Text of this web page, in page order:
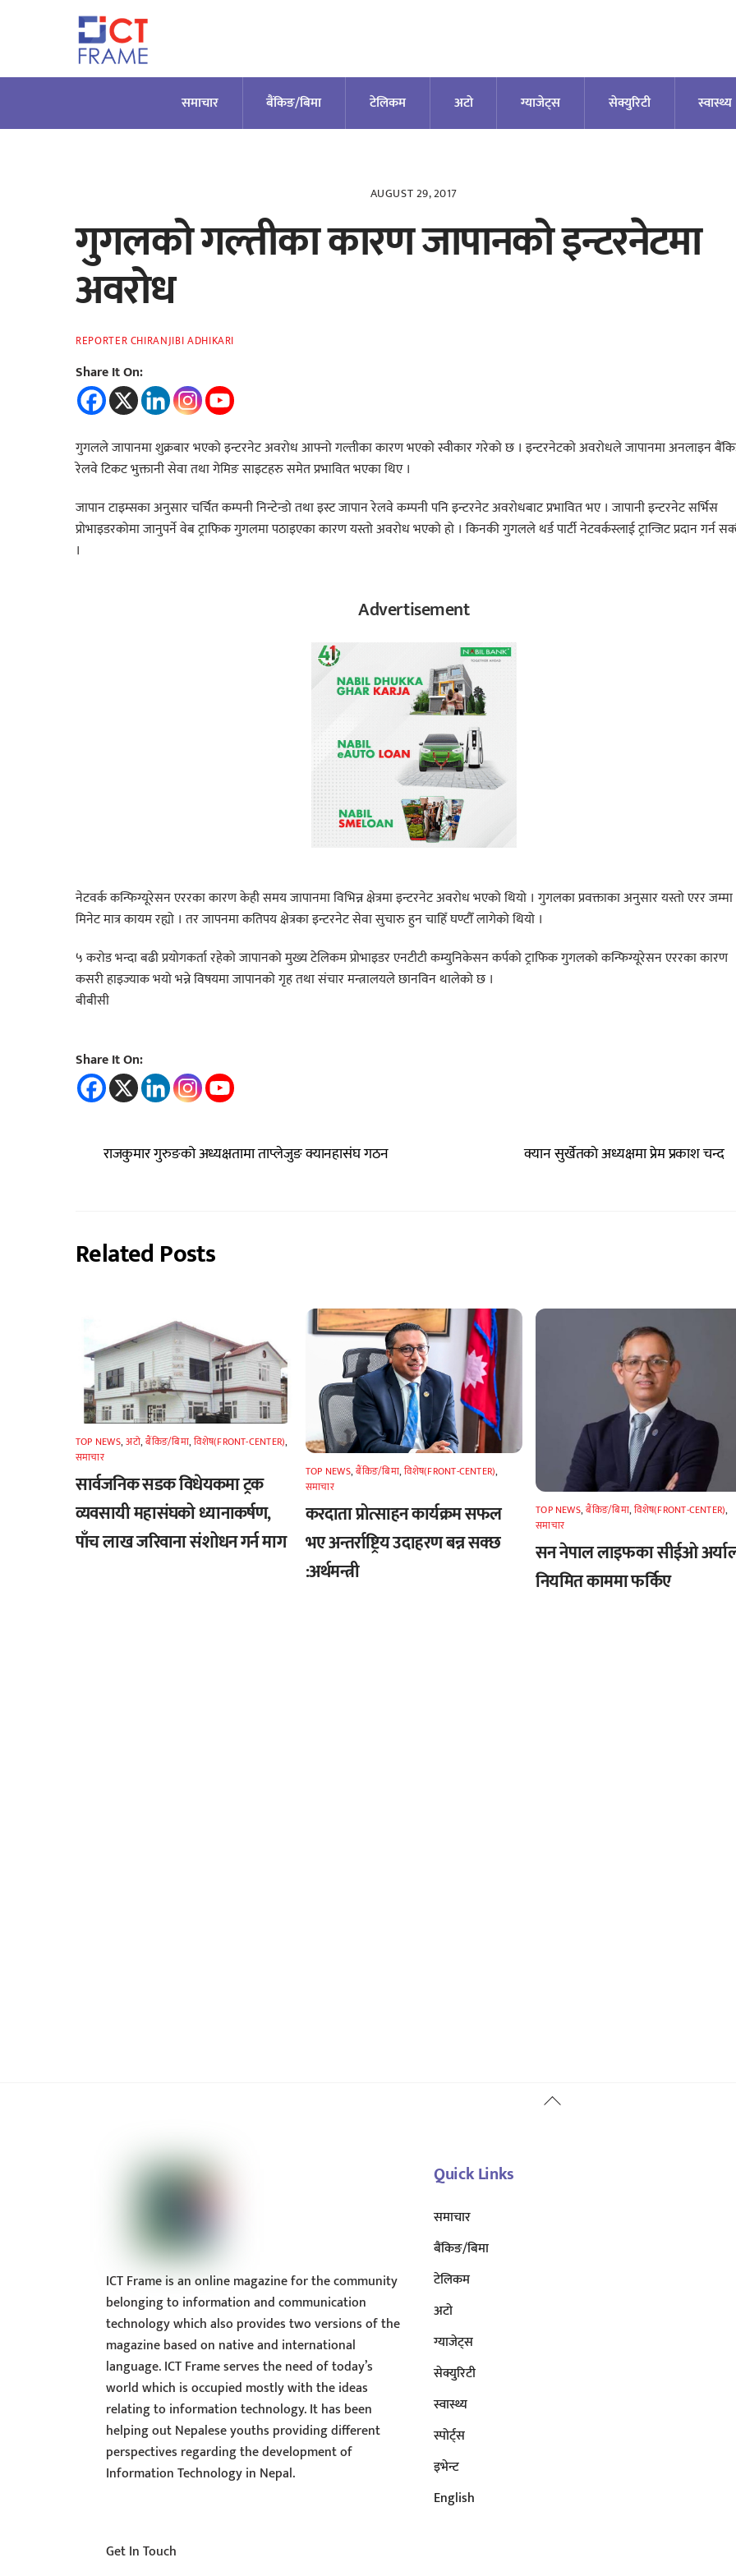
समाचार बैंकिङ/बिमा टेलिकम अटाे ग्याजेट्स सेक्युरिटी स्वास्थ्य
AUGUST 29, 2017
गुगलको गल्तीका कारण जापानको इन्टरनेटमा
अवरोध
REPORTER CHIRANJIBI ADHIKARI
Share It On:
गुगलले जापानमा शुक्रबार भएको इन्टरनेट अवरोध आफ्नो गल्तीका कारण भएको स्वीकार गरेको छ । इन्टरनेटको अवरोधले जापानमा अनलाइन
रेलवे टिकट भुक्तानी सेवा तथा गेमिङ साइटहरु समेत प्रभावित भएका थिए ।
जापान टाइम्सका अनुसार चर्चित कम्पनी निन्टेन्डो तथा इस्ट जापान रेलवे कम्पनी पनि इन्टरनेट अवरोधबाट प्रभावित भए । जापानी इन्टरनेट सर्भिस
प्रोभाइडरकोमा जानुपर्ने वेब ट्राफिक गुगलमा पठाइएका कारण यस्तो अवरोध भएको हो । किनकी गुगलले थर्ड पार्टी नेटवर्कस्लाई ट्रान्जिट प्रदान गर्न
।
Advertisement
नेटवर्क कन्फिग्यूरेसन एररका कारण केही समय जापानमा विभिन्न क्षेत्रमा इन्टरनेट अवरोध भएको थियो । गुगलका प्रवक्ताका अनुसार यस्तो एरर
मिनेट मात्र कायम रह्यो । तर जापनमा कतिपय क्षेत्रका इन्टरनेट सेवा सुचारु हुन चाहिँ घण्टौँ लागेको थियो ।
५ करोड भन्दा बढी प्रयोगकर्ता रहेको जापानको मुख्य टेलिकम प्रोभाइडर एनटीटी कम्युनिकेसन कर्पको ट्राफिक गुगलको कन्फिग्यूरेसन एररका कारण
कसरी हाइज्याक भयो भन्ने विषयमा जापानको गृह तथा संचार मन्त्रालयले छानविन थालेको छ ।
बीबीसी
Share It On:
राजकुमार गुरुङको अध्यक्षतामा ताप्लेजुङ क्यानहासंघ गठन क्यान सुर्खेतकाे अध्यक्षमा प्रेम प्रकाश चन्द
Related Posts
TOP NEWS,अटाे,बैंकिङ/बिमा,विशेष(FRONT-CENTER),
समाचार
सार्वजनिक सडक विधेयकमा ट्रक
व्यवसायी महासंघको ध्यानाकर्षण,
पाँच लाख जरिवाना संशोधन गर्न माग
TOP NEWS,बैंकिङ/बिमा,विशेष(FRONT-CENTER),
समाचार
करदाता प्रोत्साहन कार्यक्रम सफल
भए अन्तर्राष्ट्रिय उदाहरण बन्न सक्छ
:अर्थमन्त्री
TOP NEWS,बैंकिङ/बिमा,विशेष(FRONT-CENTER),
समाचार
सन नेपाल लाइफका सीईओ
नियमित काममा फर्किए
Back
ICT Frame is an online magazine for the community
belonging to information and communication
technology which also provides two versions of the
magazine based on native and international
language. ICT Frame serves the need of today’s
world which is occupied mostly with the ideas
relating to information technology. It has been
helping out Nepalese youths providing different
perspectives regarding the development of
Information Technology in Nepal.
Quick Links
समाचार
बैंकिङ/बिमा
टेलिकम
अटाे
ग्याजेट्स
सेक्युरिटी
स्वास्थ्य
स्पोर्ट्स
इभेन्ट
English
Get In Touch